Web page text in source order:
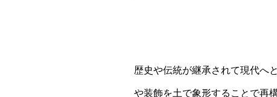
歴史や伝統が継承されて現代へ
や装飾を土で象形することで再